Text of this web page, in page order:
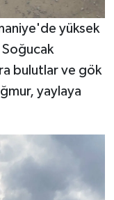
yüksek
bulutlar ve gök
yaylaya